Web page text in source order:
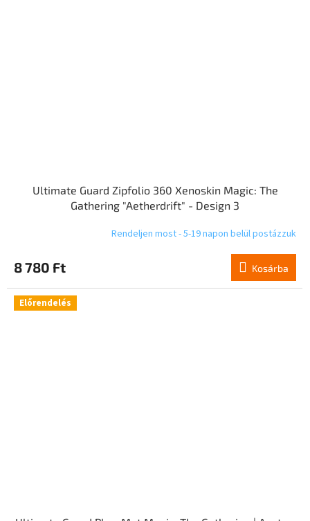
Ultimate Guard Zipfolio 360 Xenoskin Magic: The
Gathering "Aetherdrift" - Design 3
Rendeljen most - 5-19 napon belül postázzuk
8 780 Ft Kosárba
Előrendelés